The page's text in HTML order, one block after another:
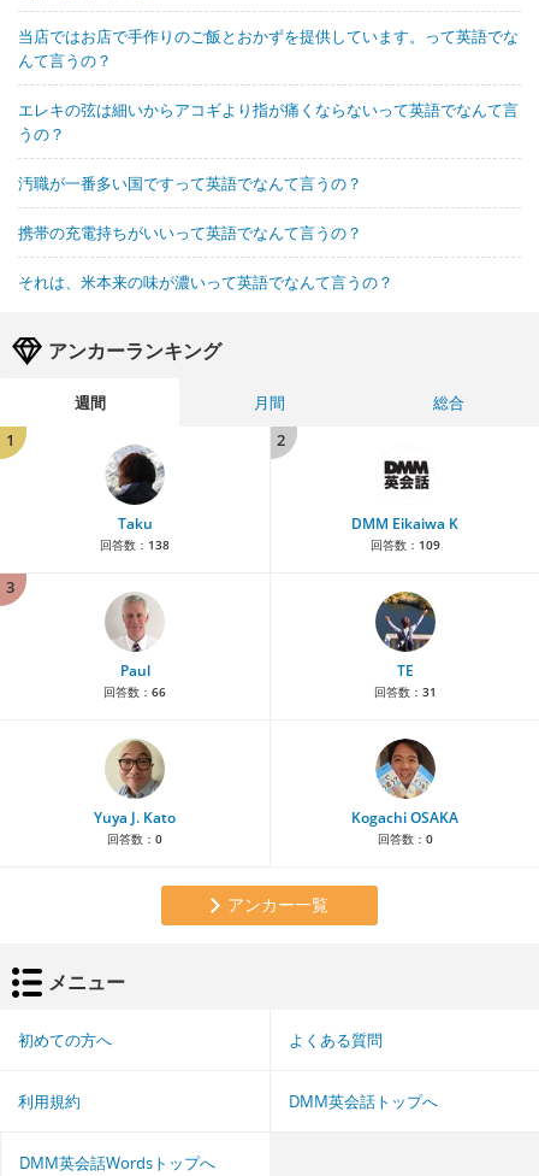
当店ではお店で手作りのご飯とおかずを提供しています。って英語でな
んて言うの？
エレキの弦は細いからアコギより指が痛くならないって英語でなんて言
うの？
汚職が一番多い国ですって英語でなんて言うの？
携帯の充電持ちがいいって英語でなんて言うの？
それは、米本来の味が濃いって英語でなんて言うの？
アンカーランキング
週間 月間
総合
1
Taku
回答数： 138
2
DMM Eikaiwa K
回答数： 109
3
Paul
回答数： 66
TE
回答数： 31
Yuya J. Kato
回答数： 0
Kogachi OSAKA
回答数： 0
アンカー一覧
メニュー
初めての方へ よくある質問
利用規約 DMM英会話トップへ
DMM英会話Wordsトップへ